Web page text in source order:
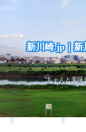
新川崎.jp｜新
“ちゃんと美味